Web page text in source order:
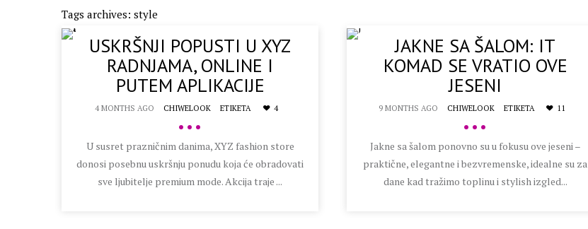
Tags archives: style
USKRŠNJI POPUSTI U XYZ
RADNJAMA, ONLINE I
PUTEM APLIKACIJE
4 MONTHS AGO CHIWELOOK ETIKETA 4
•••
U susret prazničnim danima, XYZ fashion store
donosi posebnu uskršnju ponudu koja će obradovati
sve ljubitelje premium mode. Akcija traje ...
JAKNE SA ŠALOM: IT
KOMAD SE VRATIO OVE
JESENI
9 MONTHS AGO CHIWELOOK ETIKETA 11
•••
Jakne sa šalom ponovno su u fokusu ove jeseni –
praktične, elegantne i bezvremenske, idealne su za
dane kad tražimo toplinu i stylish izgled...